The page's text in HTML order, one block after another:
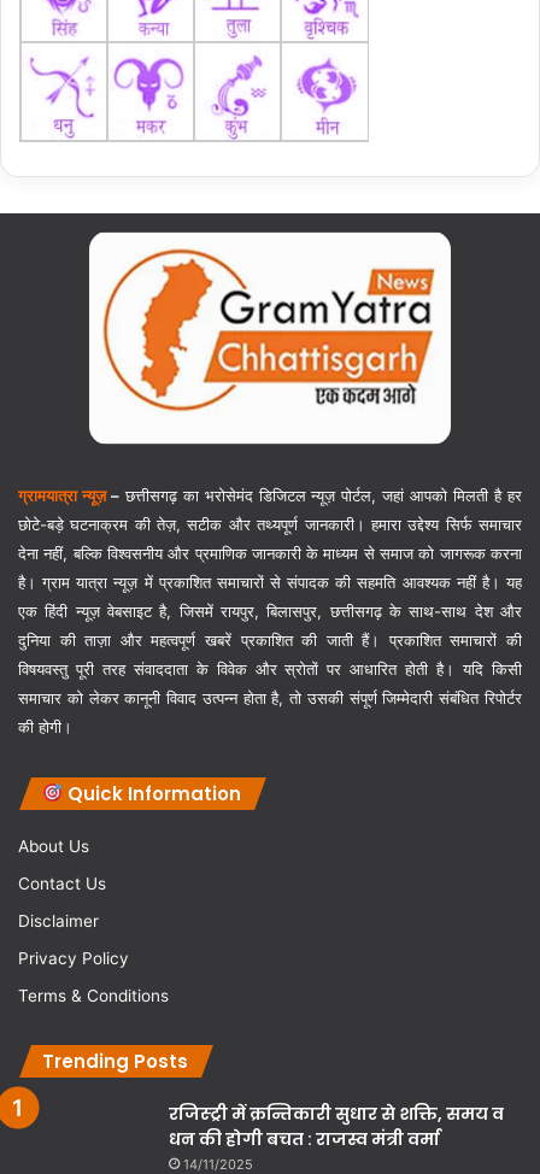
ग्रामयात्रा न्यूज़–छत्तीसगढ़ का भरोसेमंद डिजिटल न्यूज़ पोर्टल, जहां आपको मिलती है हर
छोटे-बड़े घटनाक्रम की तेज़, सटीक और तथ्यपूर्ण जानकारी। हमारा उद्देश्य सिर्फ समाचार
देना नहीं, बल्कि विश्वसनीय और प्रमाणिक जानकारी के माध्यम से समाज को जागरूक करना
है। ग्राम यात्रा न्यूज़ में प्रकाशित समाचारों से संपादक की सहमति आवश्यक नहीं है। यह
एक हिंदी न्यूज़ वेबसाइट है, जिसमें रायपुर, बिलासपुर, छत्तीसगढ़ के साथ-साथ देश और
दुनिया की ताज़ा और महत्वपूर्ण खबरें प्रकाशित की जाती हैं। प्रकाशित समाचारों की
विषयवस्तु पूरी तरह संवाददाता के विवेक और स्रोतों पर आधारित होती है। यदि किसी
समाचार को लेकर कानूनी विवाद उत्पन्न होता है, तो उसकी संपूर्ण जिम्मेदारी संबंधित रिपोर्टर
की होगी।
Quick Information
About Us
Contact Us
Disclaimer
Privacy Policy
Terms & Conditions
Trending Posts
रजिस्ट्री में क्रन्तिकारी सुधार से शक्ति, समय व
धन की होगी बचत : राजस्व मंत्री वर्मा
14/11/2025